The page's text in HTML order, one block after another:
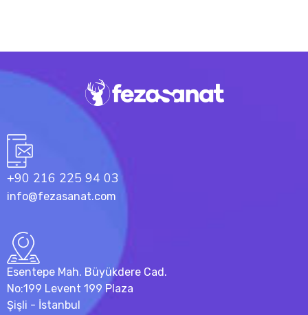
+90 216 225 94 03
info@fezasanat.com
Esentepe Mah. Büyükdere Cad.
No:199 Levent 199 Plaza
Şişli - İstanbul